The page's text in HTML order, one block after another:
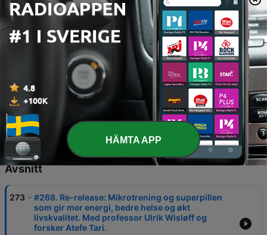
00:31:09 · Dette poenget understreker at selv
svært korte økter har en verdi for helsa.
Et veldig viktig poeng å få med å passe
på og huske på er at du skal opp i puls, du
skal bli ordentlig anpusten.
00:50:26 · Gjesten understreker nødvendigheten
av intensitet for at treningen skal ha ønsket
effekt.
Avsnitt
273 - #268. Re-release: Mikrotrening og superpillen
som gir mer energi, bedre helse og økt
livskvalitet. Med professor Ulrik Wisløff og
forsker Atefe Tari.
HÄMTA APP